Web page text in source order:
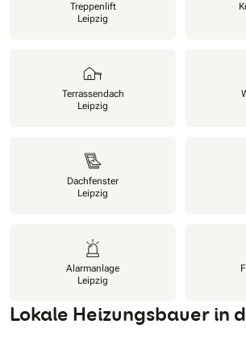
Treppenlift
Leipzig
Terrassendach
Leipzig
Dachfenster
Leipzig
Alarmanlage
Leipzig
Lokale Heizungsbauer in